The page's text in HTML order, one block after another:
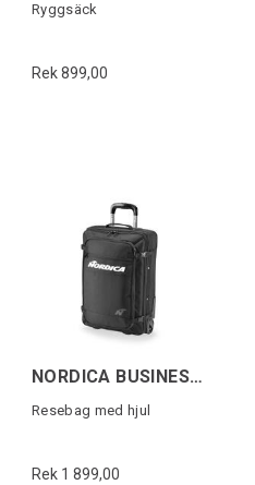
Ryggsäck
Rek 899,00
NORDICA BUSINESS TROLLEY Svart/Vit
Resebag med hjul
Rek 1 899,00